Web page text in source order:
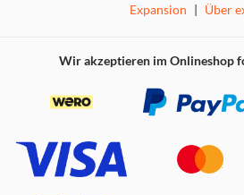
Expansion | Über
Wir akzeptieren im Onlineshop